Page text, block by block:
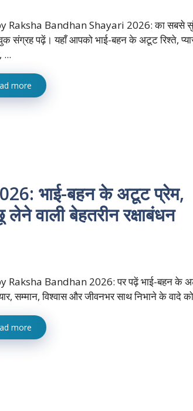
Raksha Bandhan Shayari 2026: का सबसे
संग्रह पढ़ें। यहाँ आपको भाई-बहन के अटूट रिश्ते,
...
more
भाई-बहन के अटूट प्रेम,
वाली बेहतरीन रक्षाबंधन
Raksha Bandhan 2026: पर पढ़ें भाई-बहन के
सम्मान, विश्वास और जीवनभर साथ निभाने के वादे
more